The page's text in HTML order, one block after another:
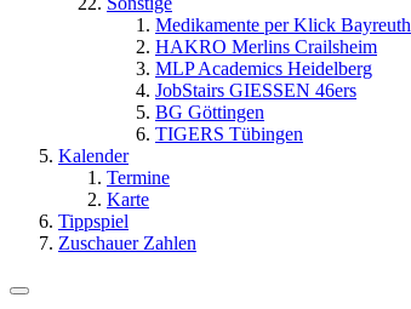
Medikamente per Klick Bayreuth
HAKRO Merlins Crailsheim
MLP Academics Heidelberg
JobStairs GIESSEN 46ers
BG Göttingen
TIGERS Tübingen
Kalender
Termine
Karte
Tippspiel
Zuschauer Zahlen